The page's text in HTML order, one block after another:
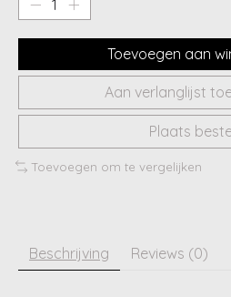
Toevoegen aan
Aan verlanglijst
Plaats
Toevoegen om te vergelijken
Beschrijving Reviews (0)